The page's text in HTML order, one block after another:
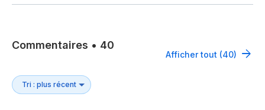
Commentaires • 40
Afficher tout (40)